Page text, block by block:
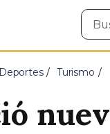
en
Turismo